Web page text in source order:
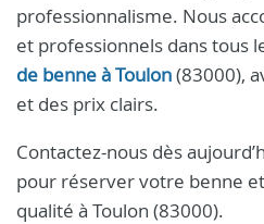
professionnalisme. Nous
et professionnels dans tous
de benne à Toulon(83000),
et des prix clairs.
Contactez-nous dès
pour réserver votre benne
qualité à Toulon (83000).